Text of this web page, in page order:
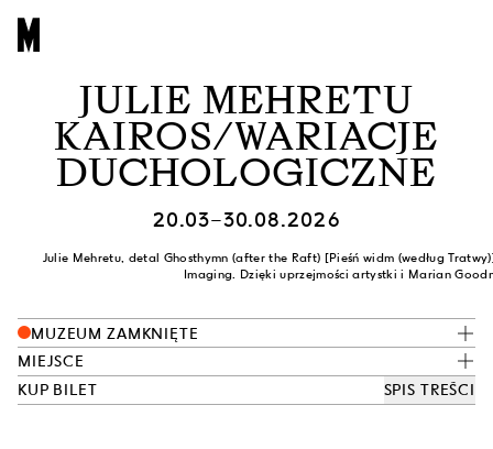
JULIE MEHRETU
KAIROS/WARIACJE
DUCHOLOGICZNE
20.03–30.08.2026
Julie Mehretu, detal Ghosthymn (after the Raft) [Pieśń widm (według
Imaging. Dzięki uprzejmości artystki i Marian
MUZEUM ZAMKNIĘTE
MIEJSCE
KUP BILET
SPIS TREŚCI